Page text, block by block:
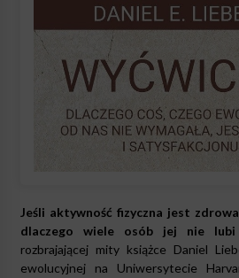
Jeśli aktywność fizyczna jest
dlaczego wiele osób jej nie lubi
rozbrajającej mity książce Daniel
ewolucyjnej na Uniwersytecie